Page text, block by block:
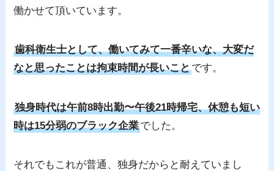
働かせて頂いています。
歯科衛生士として、働いてみて一番辛いな、大変だ
なと思ったことは拘束時間が長いことです。
独身時代は午前8時出勤〜午後21時帰宅、休憩も短い
時は15分弱のブラック企業でした。
それでもこれが普通、独身だからと耐えていまし